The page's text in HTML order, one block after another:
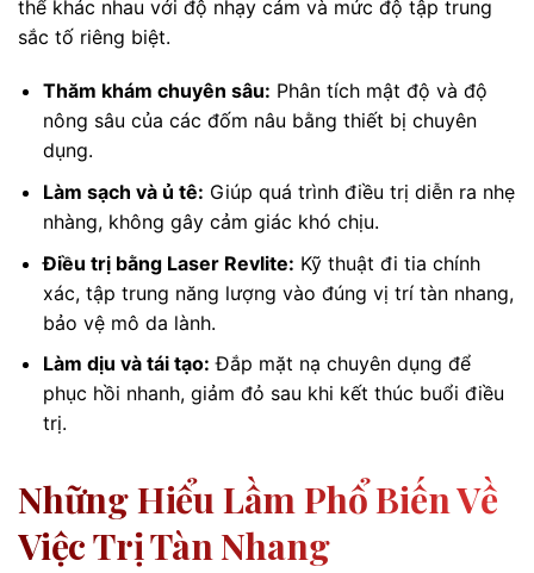
thể khác nhau với độ nhạy cảm và mức độ tập trung
sắc tố riêng biệt.
Thăm khám chuyên sâu: Phân tích mật độ và độ
nông sâu của các đốm nâu bằng thiết bị chuyên
dụng.
Làm sạch và ủ tê: Giúp quá trình điều trị diễn ra nhẹ
nhàng, không gây cảm giác khó chịu.
Điều trị bằng Laser Revlite: Kỹ thuật đi tia chính
xác, tập trung năng lượng vào đúng vị trí tàn nhang,
bảo vệ mô da lành.
Làm dịu và tái tạo: Đắp mặt nạ chuyên dụng để
phục hồi nhanh, giảm đỏ sau khi kết thúc buổi điều
trị.
Những Hiểu Lầm Phổ Biến Về
Việc Trị Tàn Nhang